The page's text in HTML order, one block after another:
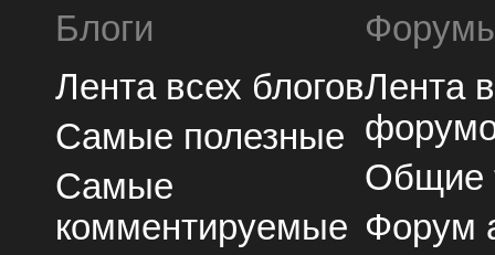
Блоги
Лента всех блогов
Самые полезные
Самые
комментируемые
Лента
Общие
Форум